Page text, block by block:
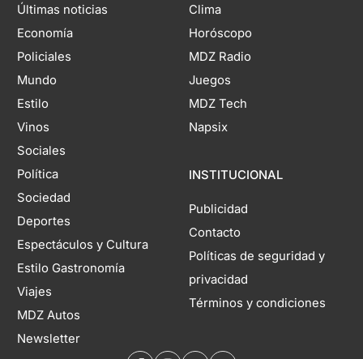
Últimas noticias
Economía
Policiales
Mundo
Estilo
Vinos
Sociales
Política
Sociedad
Deportes
Espectáculos y Cultura
Estilo Gastronomía
Viajes
MDZ Autos
Newsletter
Clima
Horóscopo
MDZ Radio
Juegos
MDZ Tech
Napsix
INSTITUCIONAL
Publicidad
Contacto
Políticas de seguridad y
privacidad
Términos y condiciones